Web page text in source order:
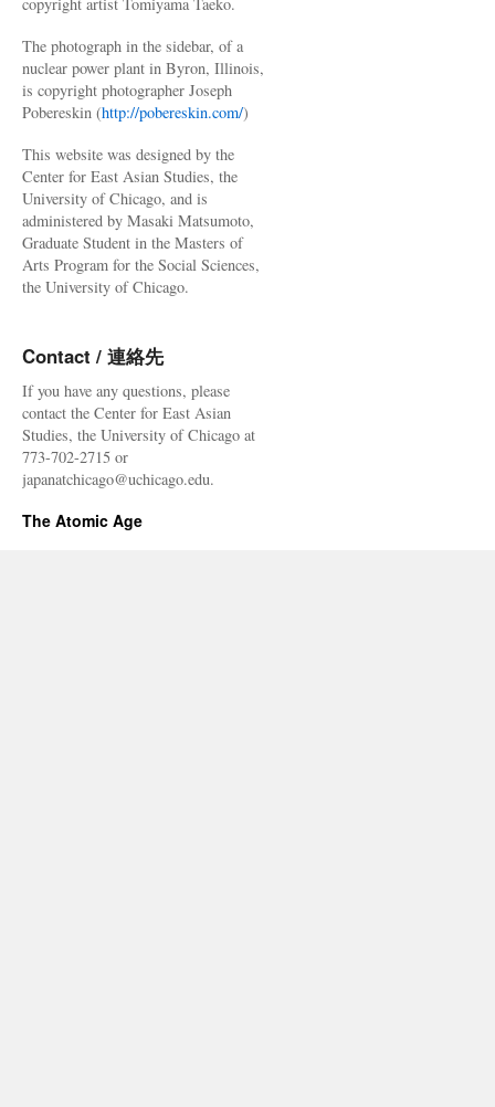
The photograph in the sidebar, of a
nuclear power plant in Byron, Illinois,
is copyright photographer Joseph
Pobereskin (http://pobereskin.com/)
This website was designed by the
Center for East Asian Studies, the
University of Chicago, and is
administered by Masaki Matsumoto,
Graduate Student in the Masters of
Arts Program for the Social Sciences,
the University of Chicago.
Contact / 連絡先
If you have any questions, please
contact the Center for East Asian
Studies, the University of Chicago at
773-702-2715 or
japanatchicago@uchicago.edu.
The Atomic Age